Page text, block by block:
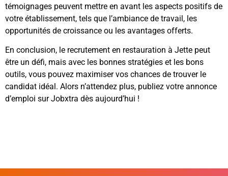
témoignages peuvent mettre en avant les aspects positifs de
votre établissement, tels que l’ambiance de travail, les
opportunités de croissance ou les avantages offerts.
En conclusion, le recrutement en restauration à Jette peut
être un défi, mais avec les bonnes stratégies et les bons
outils, vous pouvez maximiser vos chances de trouver le
candidat idéal. Alors n’attendez plus, publiez votre annonce
d’emploi sur Jobxtra dès aujourd’hui !